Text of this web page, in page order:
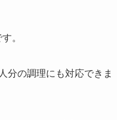
。
分の調理にも対応できま